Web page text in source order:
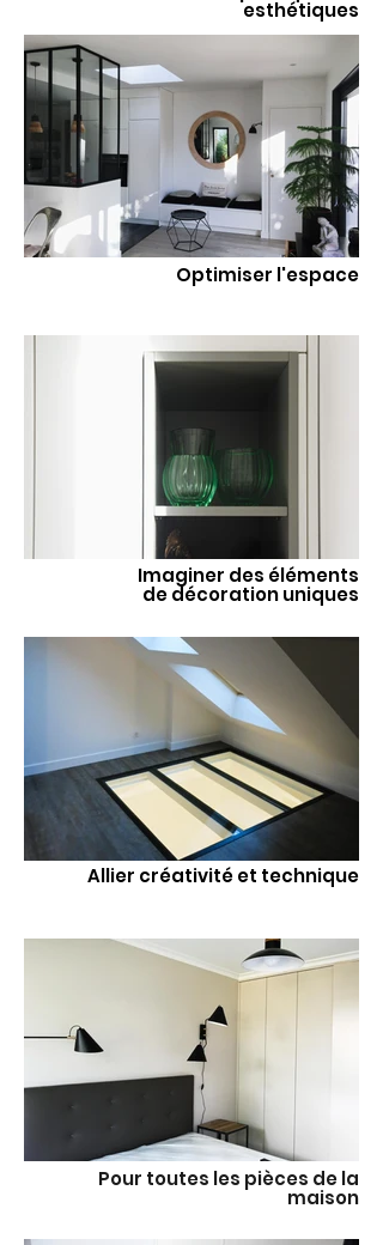
esthétiques
Optimiser l'espace
Imaginer des éléments
de décoration uniques
Allier créativité et technique
Pour toutes les pièces de la
maison